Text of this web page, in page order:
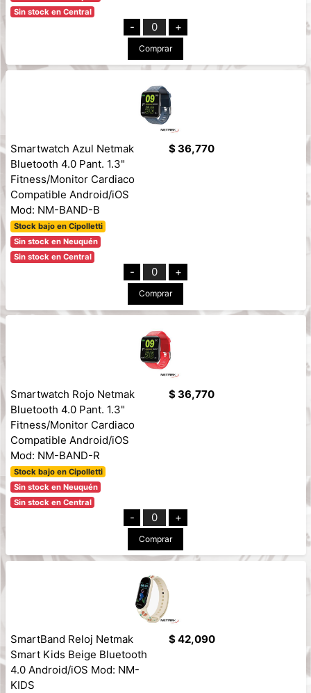
Sin stock en Central
- 0 +
Comprar
Smartwatch Azul Netmak
Bluetooth 4.0 Pant. 1.3"
Fitness/Monitor Cardiaco
Compatible Android/iOS
Mod: NM-BAND-B
Stock bajo en Cipolletti
Sin stock en Neuquén
Sin stock en Central
$ 36,770
- 0 +
Comprar
Smartwatch Rojo Netmak
Bluetooth 4.0 Pant. 1.3"
Fitness/Monitor Cardiaco
Compatible Android/iOS
Mod: NM-BAND-R
Stock bajo en Cipolletti
Sin stock en Neuquén
Sin stock en Central
$ 36,770
- 0 +
Comprar
SmartBand Reloj Netmak
Smart Kids Beige Bluetooth
4.0 Android/iOS Mod: NM-
KIDS
$ 42,090